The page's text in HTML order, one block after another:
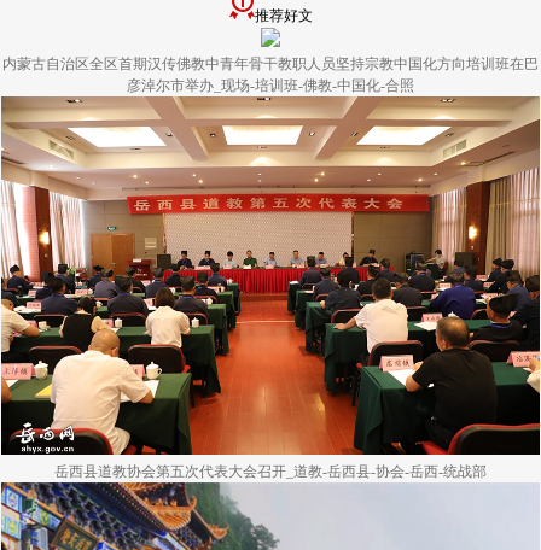
推荐好文
内蒙古自治区全区首期汉传佛教中青年骨干教职人员坚持宗教中国化方向培训班在巴
彦淖尔市举办_现场-培训班-佛教-中国化-合照
岳西县道教协会第五次代表大会召开_道教-岳西县-协会-岳西-统战部